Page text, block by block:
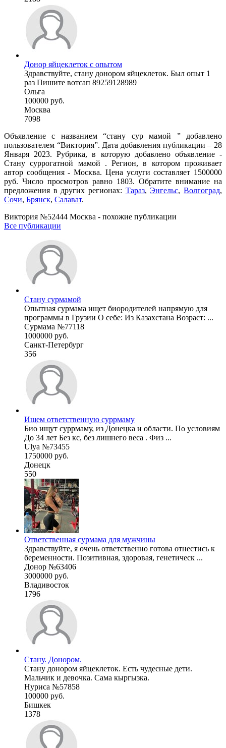
Донор яйцеклеток с опытом
Здравствуйте, стану донором яйцеклеток. Был опыт 1
раз Пишите вотсап 89259128989
Ольга
100000 руб.
Москва
7098
Объявление с названием “стану сур мамой ” добавлено
пользователем “Виктория”. Дата добавления публикации – 28
Января 2023. Рубрика, в которую добавлено объявление -
Cтану суррогатной мамой . Регион, в котором проживает
автор сообщения - Москва. Цена услуги составляет 1500000
руб. Число просмотров равно 1803. Обратите внимание на
предложения в других регионах: Тараз,Энгельс,Волгоград,
Сочи, Брянск, Салават.
Виктория №52444 Москва - похожие публикации
Все публикации
Стану сурмамой
Опытная сурмама ищет биородителей напрямую для
программы в Грузии О себе: Из Казахстана Возраст: ...
Сурмама №77118
1000000 руб.
Санкт-Петербург
356
Ищем ответственную суррмаму
Био ищут суррмаму, из Донецка и области. По условиям
До 34 лет Без кс, без лишнего веса . Физ ...
Ulya №73455
1750000 руб.
Донецк
550
Ответственная сурмама для мужчины
Здравствуйте, я очень ответственно готова отнестись к
беременности. Позитивная, здоровая, генетическ ...
Донор №63406
3000000 руб.
Владивосток
1796
Стану. Донором.
Стану донором яйцеклеток. Есть чудесные дети.
Мальчик и девочка. Сама кыргызка.
Нуриса №57858
100000 руб.
Бишкек
1378